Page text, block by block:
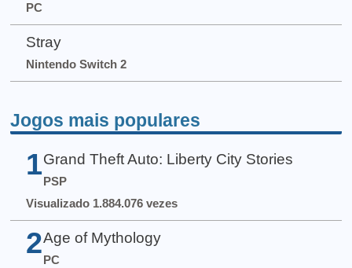
PC
Stray
Nintendo Switch 2
Jogos mais populares
1 Grand Theft Auto: Liberty City Stories
PSP
Visualizado 1.884.076 vezes
2 Age of Mythology
PC